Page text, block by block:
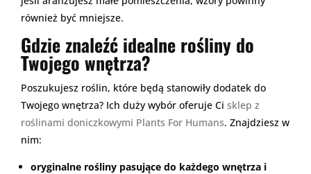
również być mniejsze.
Gdzie znaleźć idealne rośliny do
Twojego wnętrza?
Poszukujesz roślin, które będą stanowiły dodatek do
Twojego wnętrza? Ich duży wybór oferuje Ci sklep z
roślinami doniczkowymi Plants For Humans. Znajdziesz w
nim:
oryginalne rośliny pasujące do każdego wnętrza i